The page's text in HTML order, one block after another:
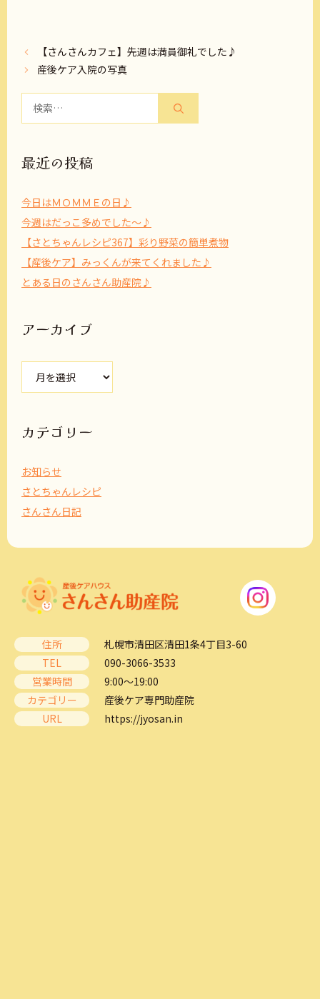
【さんさんカフェ】先週は満員御礼でした♪
産後ケア入院の写真
最近の投稿
今日はＭＯＭＭＥの日♪
今週はだっこ多めでした～♪
【さとちゃんレシピ367】彩り野菜の簡単煮物
【産後ケア】みっくんが来てくれました♪
とある日のさんさん助産院♪
アーカイブ
ブ
カテゴリー
お知らせ
さとちゃんレシピ
さんさん日記
住所
札幌市清田区清田1条4丁目3-60
TEL
090-3066-3533
営業時間
9:00～19:00
カテゴリー
産後ケア専門助産院
URL
https://jyosan.in